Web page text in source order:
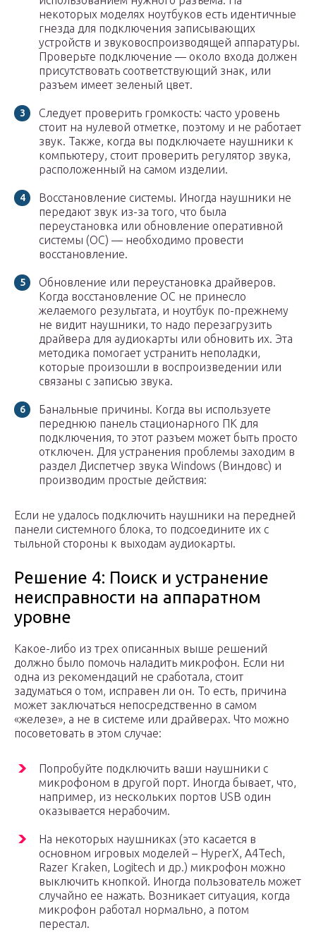
некоторых моделях ноутбуков есть идентичные
гнезда для подключения записывающих
устройств и звуковоспроизводящей аппаратуры.
Проверьте подключение — около входа должен
присутствовать соответствующий знак, или
разъем имеет зеленый цвет.
Следует проверить громкость: часто уровень
стоит на нулевой отметке, поэтому и не работает
звук. Также, когда вы подключаете наушники к
компьютеру, стоит проверить регулятор звука,
расположенный на самом изделии.
Восстановление системы. Иногда наушники не
передают звук из-за того, что была
переустановка или обновление оперативной
системы (ОС) — необходимо провести
восстановление.
Обновление или переустановка драйверов.
Когда восстановление ОС не принесло
желаемого результата, и ноутбук по-прежнему
не видит наушники, то надо перезагрузить
драйвера для аудиокарты или обновить их. Эта
методика помогает устранить неполадки,
которые произошли в воспроизведении или
связаны с записью звука.
Банальные причины. Когда вы используете
переднюю панель стационарного ПК для
подключения, то этот разъем может быть просто
отключен. Для устранения проблемы заходим в
раздел Диспетчер звука Windows (Виндовс) и
производим простые действия:
Если не удалось подключить наушники на передней
панели системного блока, то подсоедините их с
тыльной стороны к выходам аудиокарты.
Решение 4: Поиск и устранение
неисправности на аппаратном
уровне
Какое-либо из трех описанных выше решений
должно было помочь наладить микрофон. Если ни
одна из рекомендаций не сработала, стоит
задуматься о том, исправен ли он. То есть, причина
может заключаться непосредственно в самом
«железе», а не в системе или драйверах. Что можно
посоветовать в этом случае:
Попробуйте подключить ваши наушники с
микрофоном в другой порт. Иногда бывает, что,
например, из нескольких портов USB один
оказывается нерабочим.
На некоторых наушниках (это касается в
основном игровых моделей – HyperX, A4Tech,
Razer Kraken, Logitech и др.) микрофон можно
выключить кнопкой. Иногда пользователь может
случайно ее нажать. Возникает ситуация, когда
микрофон работал нормально, а потом
перестал.